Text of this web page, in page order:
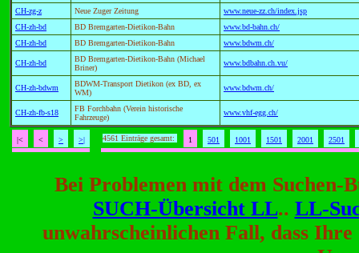
CH-zg-z Neue Zuger Zeitung
www.neue-zz.ch/index.jsp
CH-zh-bd
BD Bremgarten-Dietikon-Bahn
www.bd-bahn.ch/
CH-zh-bd
BD Bremgarten-Dietikon-Bahn www.bdwm.ch/
CH-zh-bd
BD Bremgarten-Dietikon-Bahn (Michael
Briner)
www.bdbahn.ch.vu/
CH-zh-bdwm
BDWM-Transport Dietikon (ex BD, ex
WM)
www.bdwm.ch/
CH-zh-fb-s18
FB Forchbahn (Verein historische
Fahrzeuge)
www.vhf-egg.ch/
|< < > >| 4561 Einträge gesamt: 1 501 1001 1501 2001 2501
Bei Problemen mit dem
SUCH-Übersicht LL.. LL-
unwahrscheinlichen Fall, dass